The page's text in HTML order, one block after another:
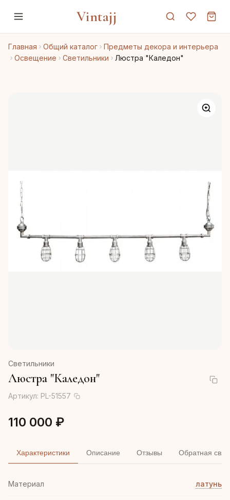
Vintajj
Главная Общий каталог
Предметы декора и интерьера
Освещение
Светильники Люстра "Каледон"
Светильники
Люстра "Каледон"
Артикул: PL-51557
110 000 ₽
Характеристики Описание Отзывы Обратная
Материал латунь